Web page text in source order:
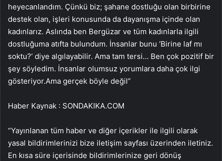
heyecanlandım. Çünkü biz; şahane dostluğu olan birbirine
destek olan, işleri konusunda da dayanışma içinde olan
kadınlarız. Aslında ben Bergüzar ve tüm kadınlarla ilgili
dostluğuma atıfta bulundum. İnsanlar bunu ‘Birine laf mı
soktu?’ diye algılayabilir. Ama tam tersi… Ben çok pozitif bir
şey söyledim. İnsanlar olumsuz yorumlara daha çok ilgi
gösteriyor.Ama gerçek böyle değil”
Haber Kaynak : SONDAKIKA.COM
“Yayınlanan tüm haber ve diğer içerikler ile ilgili olarak
yasal bildirimlerinizi bize iletişim sayfası üzerinden iletiniz.
En kısa süre içerisinde bildirimlerinize geri dönüş